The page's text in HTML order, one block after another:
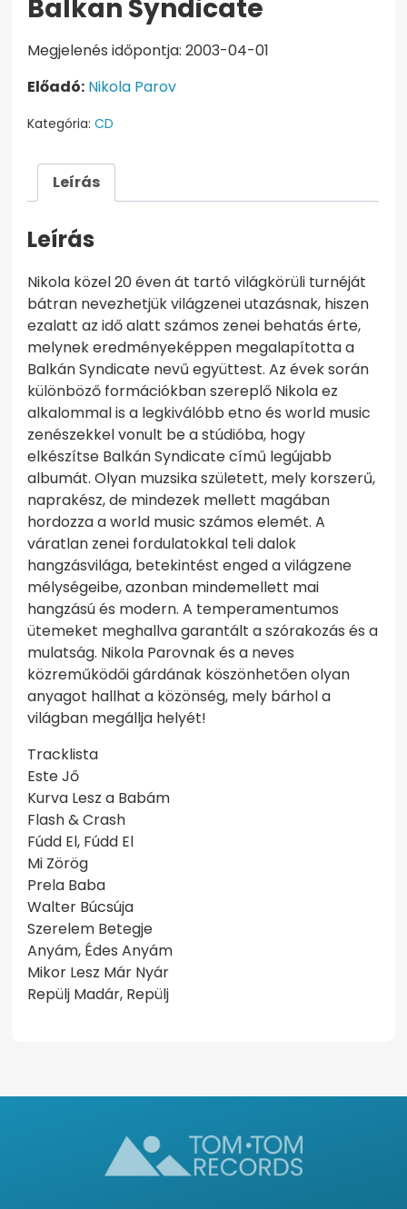
Balkan Syndicate
Megjelenés időpontja: 2003-04-01
Előadó: Nikola Parov
Kategória:CD
Leírás
Leírás
Nikola közel 20 éven át tartó világkörüli turnéját
bátran nevezhetjük világzenei utazásnak, hiszen
ezalatt az idő alatt számos zenei behatás érte,
melynek eredményeképpen megalapította a
Balkán Syndicate nevű együttest. Az évek során
különböző formációkban szereplő Nikola ez
alkalommal is a legkiválóbb etno és world music
zenészekkel vonult be a stúdióba, hogy
elkészítse Balkán Syndicate című legújabb
albumát. Olyan muzsika született, mely korszerű,
naprakész, de mindezek mellett magában
hordozza a world music számos elemét. A
váratlan zenei fordulatokkal teli dalok
hangzásvilága, betekintést enged a világzene
mélységeibe, azonban mindemellett mai
hangzású és modern. A temperamentumos
ütemeket meghallva garantált a szórakozás és a
mulatság. Nikola Parovnak és a neves
közreműködői gárdának köszönhetően olyan
anyagot hallhat a közönség, mely bárhol a
világban megállja helyét!
Tracklista
Este Jő
Kurva Lesz a Babám
Flash & Crash
Fúdd El, Fúdd El
Mi Zörög
Prela Baba
Walter Búcsúja
Szerelem Betegje
Anyám, Édes Anyám
Mikor Lesz Már Nyár
Repülj Madár, Repülj